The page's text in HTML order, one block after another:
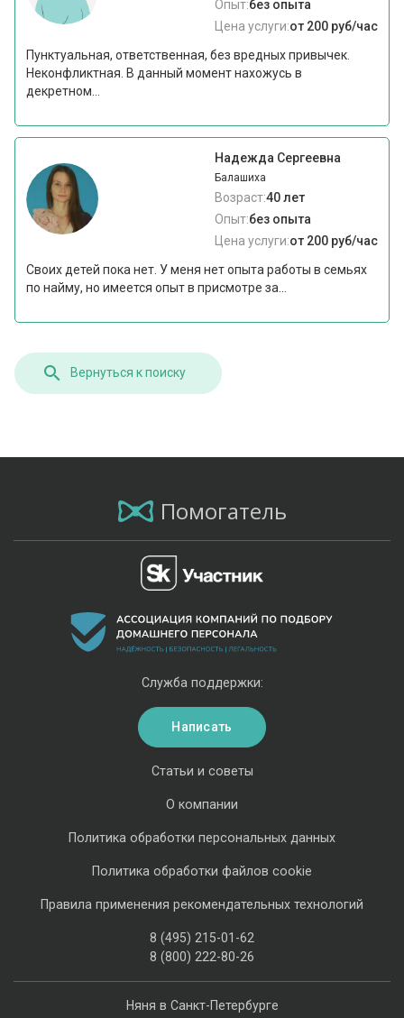
Опыт:без опыта
Цена услуги:от 200 руб/час
Пунктуальная, ответственная, без вредных привычек.
Неконфликтная. В данный момент нахожусь в
декретном...
Надежда Сергеевна
Балашиха
Возраст:40 лет
Опыт:без опыта
Цена услуги:от 200 руб/час
Своих детей пока нет. У меня нет опыта работы в семьях
по найму, но имеется опыт в присмотре за...
Вернуться к поиску
Помогатель
Няня в Санкт-Петербурге
Статьи и советы
О компании
Политика обработки персональных данных
Политика обработки файлов cookie
Правила применения рекомендательных технологий
8 (495) 215-01-62
8 (800) 222-80-26
Служба поддержки:
Написать